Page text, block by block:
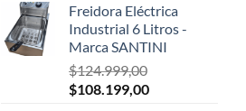
Freidora Eléctrica
Industrial 6 Litros -
Marca SANTINI
$124.999,00
El
$108.199,00El